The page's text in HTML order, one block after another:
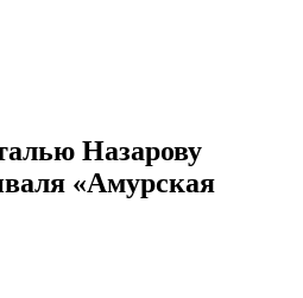
Назарову
«Амурская